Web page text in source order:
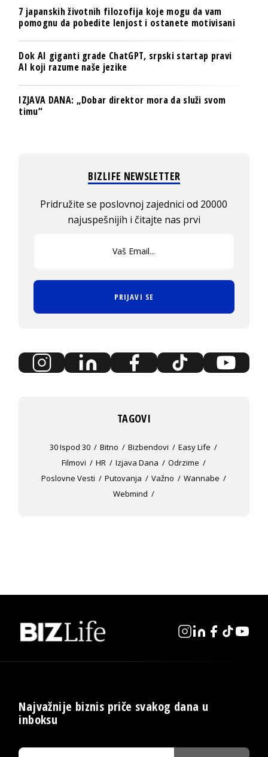
7 japanskih životnih filozofija koje mogu da vam
pomognu da pobedite lenjost i ostanete motivisani
Dok AI giganti grade ChatGPT, srpski startap pravi
AI koji razume naše jezike
IZJAVA DANA: „Dobar direktor mora da služi svom
timu“
BIZLIFE NEWSLETTER
Pridružite se poslovnoj zajednici od 20000
najuspešnijih i čitajte nas prvi
PRIJAVI SE
TAGOVI
30 Ispod 30 Bitno Bizbendovi
Easy Life
Filmovi
HR Izjava Dana
Odrzime
Poslovne Vesti
Putovanja Važno
Wannabe
Webmind
Najvažnije biznis priče svakog dana u
inboksu